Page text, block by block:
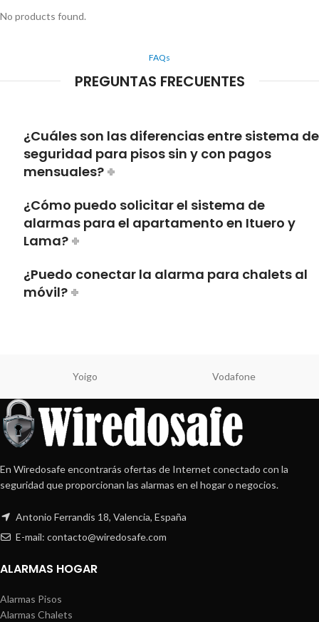
No products found.
FAQs
PREGUNTAS FRECUENTES
¿Cuáles son las diferencias entre sistema de
seguridad para pisos sin y con pagos
mensuales?
¿Cómo puedo solicitar el sistema de
alarmas para el apartamento en Ituero y
Lama?
¿Puedo conectar la alarma para chalets al
móvil?
Yoigo Vodafone
En Wiredosafe encontrarás ofertas de Internet conectado con la
seguridad que proporcionan las alarmas en el hogar o negocios.
Antonio Ferrandis 18, Valencia, España
E-mail: contacto@wiredosafe.com
ALARMAS HOGAR
Alarmas Pisos
Alarmas Chalets